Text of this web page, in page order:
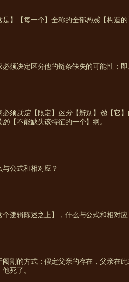
是】【每一个】全称的全部构成【构造
必须决定区分他的链条缺失的可能性；
必须决定【限定】 区分【辨别】 他【它】
的【不能缺失该特征的一个】纲。
与公式和相对应？
个逻辑陈述之上】， 什么与公式和相对应
割的方式：假定父亲的存在，父亲在
死了。